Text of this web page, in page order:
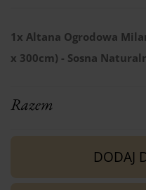
1x Altana Ogrodowa
x 300cm) - Sosna
Razem
DODAJ